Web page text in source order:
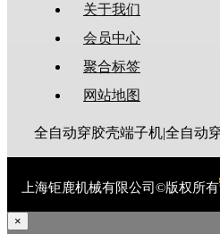
关于我们
会员中心
聚合标签
网站地图
上海钜鹿机械有限公司©版权所有
×